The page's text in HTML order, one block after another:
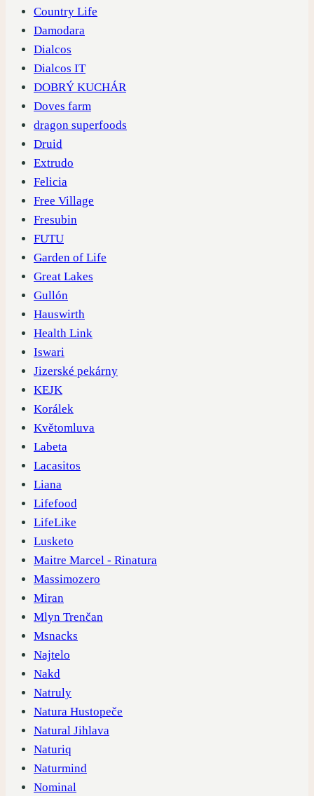
Country Life
Damodara
Dialcos
Dialcos IT
DOBRÝ KUCHÁR
Doves farm
dragon superfoods
Druid
Extrudo
Felicia
Free Village
Fresubin
FUTU
Garden of Life
Great Lakes
Gullón
Hauswirth
Health Link
Iswari
Jizerské pekárny
KEJK
Korálek
Květomluva
Labeta
Lacasitos
Liana
Lifefood
LifeLike
Lusketo
Maitre Marcel - Rinatura
Massimozero
Miran
Mlyn Trenčan
Msnacks
Najtelo
Nakd
Natruly
Natura Hustopeče
Natural Jihlava
Naturiq
Naturmind
Nominal